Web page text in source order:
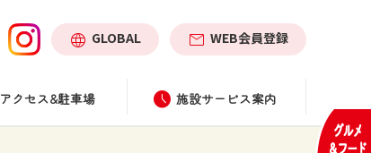
GLOBAL WEB会員登録
アクセス&駐車場 施設サービス案内